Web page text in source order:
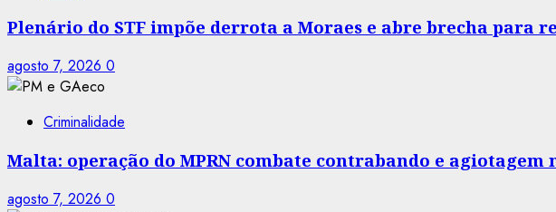
Plenário do STF impõe derrota a Moraes e abre brecha para
agosto 7, 2026 0
Criminalidade
Malta: operação do MPRN combate contrabando e agiotagem
agosto 7, 2026 0